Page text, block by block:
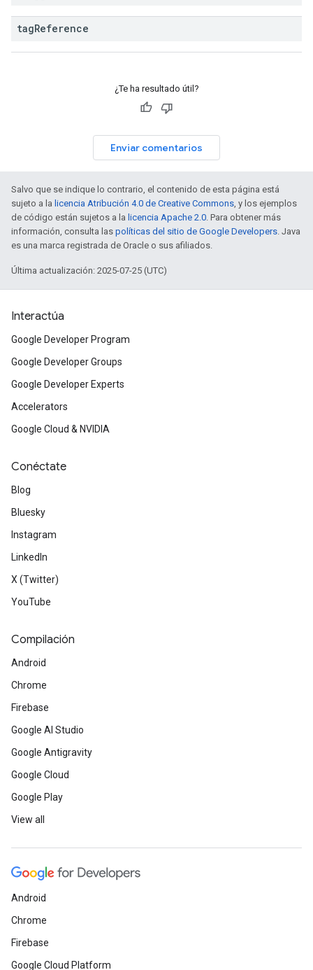
tagReference
¿Te ha resultado útil?
Enviar comentarios
Salvo que se indique lo contrario, el contenido de esta página está
sujeto a la licencia Atribución 4.0 de Creative Commons, y los ejemplos
de código están sujetos a la licencia Apache 2.0. Para obtener más
información, consulta las políticas del sitio de Google Developers. Java
es una marca registrada de Oracle o sus afiliados.
Última actualización: 2025-07-25 (UTC)
Interactúa
Google Developer Program
Google Developer Groups
Google Developer Experts
Accelerators
Google Cloud & NVIDIA
Conéctate
Blog
Bluesky
Instagram
LinkedIn
X (Twitter)
YouTube
Compilación
Android
Chrome
Firebase
Google AI Studio
Google Antigravity
Google Cloud
Google Play
View all
Android
Chrome
Firebase
Google Cloud Platform